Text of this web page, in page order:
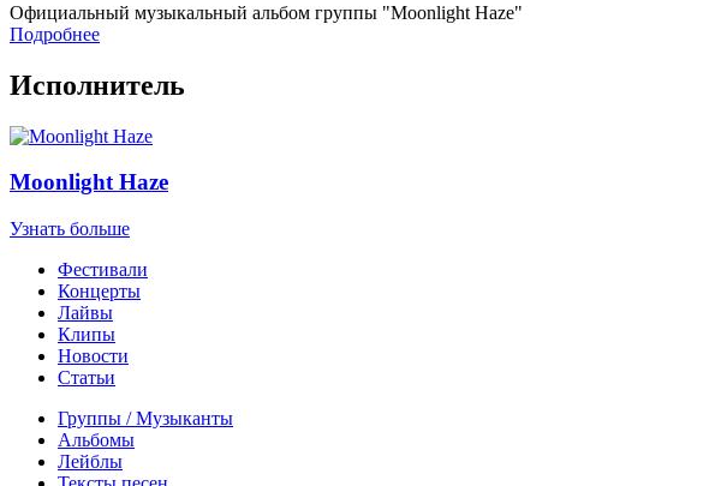
Официальный музыкальный альбом группы "Moonlight Haze"
Подробнее
Исполнитель
Moonlight Haze
Узнать больше
Фестивали
Концерты
Лайвы
Клипы
Новости
Статьи
Группы / Музыканты
Альбомы
Лейблы